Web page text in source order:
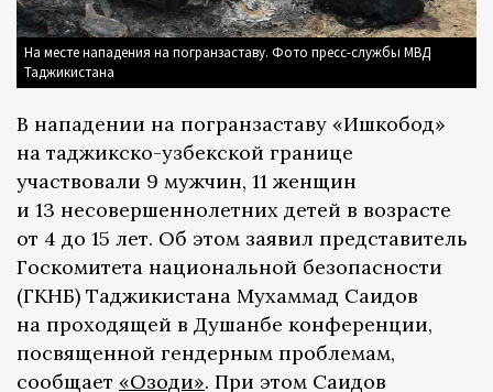
На месте нападения на погранзаставу. Фото пресс-службы МВД
Таджикистана
В нападении на погранзаставу «Ишкобод»
на таджикско-узбекской границе
участвовали 9 мужчин, 11 женщин
и 13 несовершеннолетних детей в возрасте
от 4 до 15 лет. Об этом заявил представитель
Госкомитета национальной безопасности
(ГКНБ) Таджикистана Мухаммад Саидов
на проходящей в Душанбе конференции,
посвященной гендерным проблемам,
сообщает «Озоди». При этом Саидов